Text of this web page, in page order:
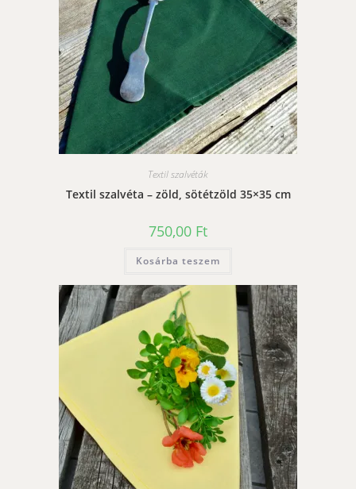
Textil szalvéták
Textil szalvéta – zöld, sötétzöld 35×35 cm
750,00 Ft
Kosárba teszem